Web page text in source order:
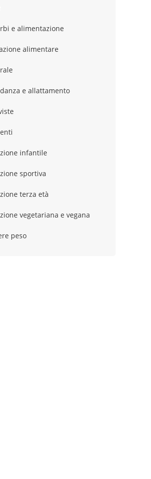
e alimentazione
alimentare
e allattamento
infantile
sportiva
terza età
vegetariana e vegana
peso